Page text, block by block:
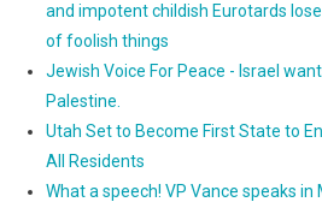
and impotent childish Eurotards
of foolish things
Jewish Voice For Peace - Israel
Palestine.
Utah Set to Become First State to
All Residents
What a speech! VP Vance speaks in